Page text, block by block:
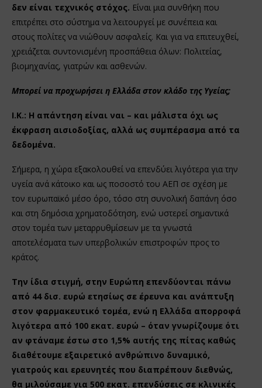
δεν είναι τεχνικός στόχος. Είναι μια συνθήκη που
επιτρέπει στο σύστημα να λειτουργεί με συνέπεια και
στους πολίτες να νιώθουν ασφαλείς. Και για να επιτευχθεί,
χρειάζεται συντονισμένη προσπάθεια όλων: Πολιτείας,
βιομηχανίας, γιατρών και ασθενών.
Μπορεί να προχωρήσει η Ελλάδα στον κλάδο της Υγείας;
Ι.Κ.: Η απάντηση είναι ναι – και μάλιστα όχι ως
έκφραση αισιοδοξίας, αλλά ως συμπέρασμα από τα
δεδομένα.
Σήμερα, η χώρα εξακολουθεί να επενδύει λιγότερα για την
υγεία ανά κάτοικο και ως ποσοστό του ΑΕΠ σε σχέση με
τον ευρωπαϊκό μέσο όρο, τόσο στη συνολική δαπάνη όσο
και στη δημόσια χρηματοδότηση, ενώ υστερεί σημαντικά
στον τομέα των μεταρρυθμίσεων με τα γνωστά
αποτελέσματα των υπερβολικών επιστροφών προς το
κράτος.
Την ίδια στιγμή, στην Ευρώπη επενδύονται πάνω
από 44 δισ. ευρώ ετησίως σε έρευνα και ανάπτυξη
στον φαρμακευτικό τομέα, ενώ η Ελλάδα απορροφά
λιγότερα από 100 εκατ. ευρώ – όταν γνωρίζουμε ότι
αν φτάναμε έστω στο 1,5% αυτής της πίτας καθώς
διαθέτουμε εξαιρετικό ανθρώπινο δυναμικό,
γιατρούς και ερευνητές που διαπρέπουν διεθνώς,
θα μιλούσαμε για 500 εκατ. επενδύσεις σε κλινικές